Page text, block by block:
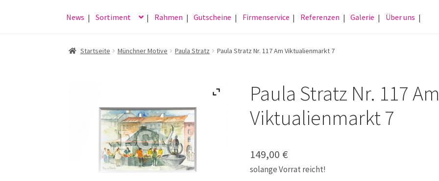
News Sortiment Rahmen Gutscheine Firmenservice Referenzen Galerie Über uns
Startseite Münchner Motive Paula Stratz Paula Stratz Nr. 117 Am Viktualienmarkt 7
Paula Stratz Nr. 117
Viktualienmarkt 7
149,00 €
solange Vorrat reicht!